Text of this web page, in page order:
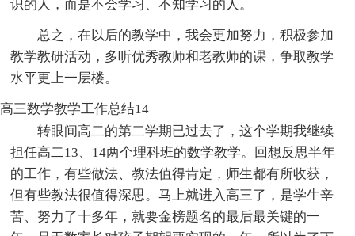
识的人，而是不会学习、不知学习的人。
总之，在以后的教学中，我会更加努力，积极参加
教学教研活动，多听优秀教师和老教师的课，争取教学
水平更上一层楼。
高三数学教学工作总结14
转眼间高二的第二学期已过去了，这个学期我继续
担任高二13、14两个理科班的数学教学。回想反思半年
的工作，有些做法、教法值得肯定，师生都有所收获，
但有些教法很值得深思。马上就进入高三了，是学生辛
苦、努力了十多年，就要金榜题名的最后最关键的一